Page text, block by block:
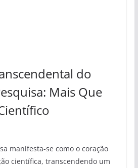
do
Mais Que
manifesta-se como o coração
científica, transcendendo um